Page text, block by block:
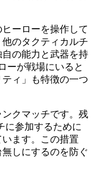
ーローを操作して
のタクティカルチ
の能力と武器を持
ーが戦場にいると
ィ」も特徴の一つ
クマッチです。残
に参加するために
ます。この措置
しにするのを防ぐ